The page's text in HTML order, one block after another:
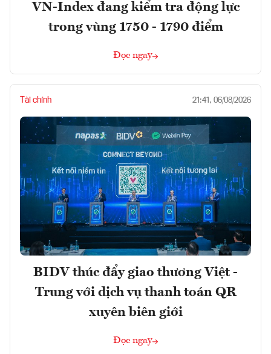
VN-Index đang kiểm tra động lực
trong vùng 1750 - 1790 điểm
Đọc ngay
Tài chính 21:41, 06/08/2026
BIDV thúc đẩy giao thương Việt -
Trung với dịch vụ thanh toán QR
xuyên biên giới
Đọc ngay